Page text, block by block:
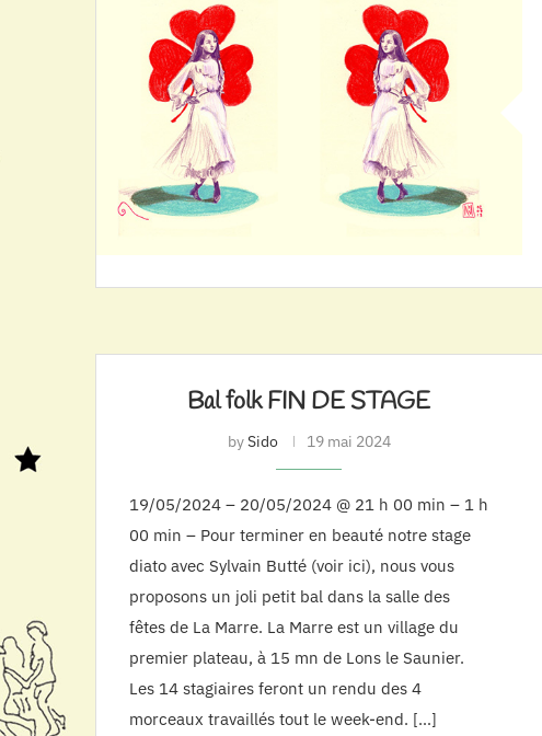
Bal folk FIN DE STAGE
bySido 19 mai 2024
19/05/2024 – 20/05/2024 @ 21 h 00 min – 1 h
00 min – Pour terminer en beauté notre stage
diato avec Sylvain Butté (voir ici), nous vous
proposons un joli petit bal dans la salle des
fêtes de La Marre. La Marre est un village du
premier plateau, à 15 mn de Lons le Saunier.
Les 14 stagiaires feront un rendu des 4
morceaux travaillés tout le week-end. […]